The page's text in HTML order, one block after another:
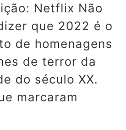
Netflix Não
que 2022 é o
de homenagens
de terror da
do século XX.
marcaram